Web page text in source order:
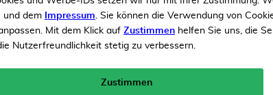
Unterstützt die
Wechseljahren
und dem Impressum. Sie können die Verwendung von
Mit dem Klick auf Zustimmen helfen Sie uns, die
Nutzerfreundlichkeit stetig zu verbessern.
Zustimmen